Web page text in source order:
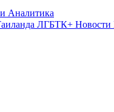
Аналитика
ЛГБТК+ Новости